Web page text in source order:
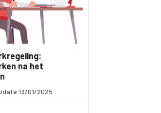
na het
13/01/2025